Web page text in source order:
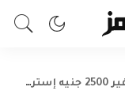
من بلون الكهرباء